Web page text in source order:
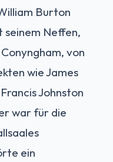
Burton
seinem Neffen,
von
wie James
Johnston
war für die
ein